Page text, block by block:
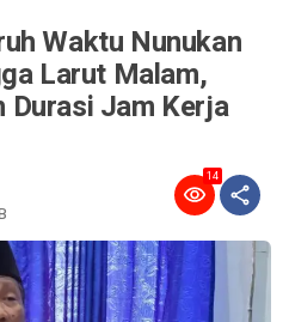
Waktu Nunukan
Larut Malam,
Durasi Jam Kerja
14